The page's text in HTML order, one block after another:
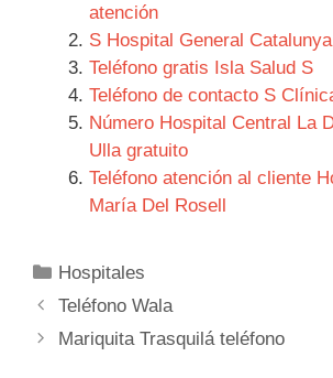
atención
S Hospital General
Teléfono gratis Isla Salud S
Teléfono de contacto S
Número Hospital Central La
Ulla gratuito
Teléfono atención al cliente
María Del Rosell
Categorías
Hospitales
Navegación
de
Teléfono Wala
Mariquita Trasquilá teléfono